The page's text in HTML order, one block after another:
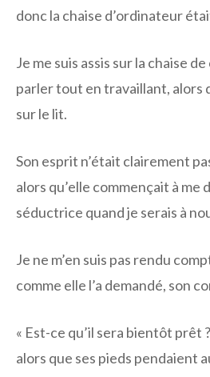
donc la chaise d’ordinateur
Je me suis assis sur la chaise
parler tout en travaillant, alors
sur le lit.
Son esprit n’était clairement
alors qu’elle commençait à me
séductrice quand je serais à
Je ne m’en suis pas rendu
comme elle l’a demandé, son
« Est-ce qu’il sera bientôt prêt
alors que ses pieds pendaient